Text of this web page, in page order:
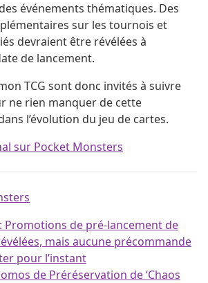
événements thématiques. Des
sur les tournois et
devraient être révélées à
de lancement.
TCG sont donc invités à suivre
ne rien manquer de cette
l’évolution du jeu de cartes.
sur Pocket Monsters
l’article
Promotions de pré-lancement de
mais aucune précommande
pour l’instant
de Préréservation de ‘Chaos